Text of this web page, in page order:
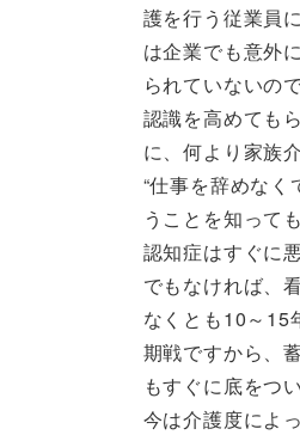
護を行う従業員
は企業でも意外
られていないの
認識を高めても
に、何より家族
“仕事を辞めなく
うことを知って
認知症はすぐに
でもなければ、
なくとも10～15
期戦ですから、
もすぐに底をつ
今は介護度によ